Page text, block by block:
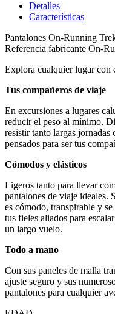
Detalles
Características
Pantalones On-Running
Referencia fabricante On-
Explora cualquier lugar con
Tus compañeros de viaje
En excursiones a lugares
reducir el peso al mínimo.
resistir tanto largas jornadas
pensados para ser tus
Cómodos y elásticos
Ligeros tanto para llevar
pantalones de viaje ideales.
es cómodo, transpirable y
tus fieles aliados para
un largo vuelo.
Todo a mano
Con sus paneles de malla
ajuste seguro y sus
pantalones para cualquier